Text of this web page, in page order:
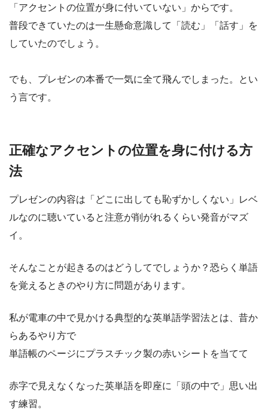
「アクセントの位置が身に付いていない」からです。
普段できていたのは一生懸命意識して「読む」「話す」を
していたのでしょう。
でも、プレゼンの本番で一気に全て飛んでしまった。とい
う言です。
正確なアクセントの位置を身に付ける方
法
プレゼンの内容は「どこに出しても恥ずかしくない」レベ
ルなのに聴いていると注意が削がれるくらい発音がマズ
イ。
そんなことが起きるのはどうしてでしょうか？恐らく単語
を覚えるときのやり方に問題があります。
私が電車の中で見かける典型的な英単語学習法とは、昔か
らあるやり方で
単語帳のページにプラスチック製の赤いシートを当てて
赤字で見えなくなった英単語を即座に「頭の中で」思い出
す練習。